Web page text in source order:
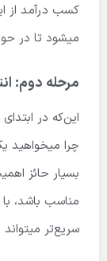
کسب درآمد از
میشود تا در
مرحله دوم:
این‌که در
چرا میخواهید
بسیار حائز
مناسب باشد، با
سریع‌تر